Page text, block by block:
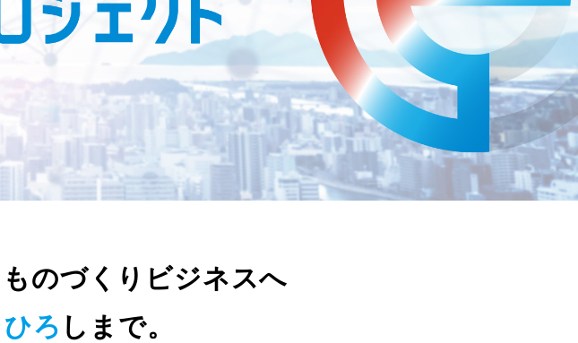
ものづくりビジネスへ
ひろ しまで。